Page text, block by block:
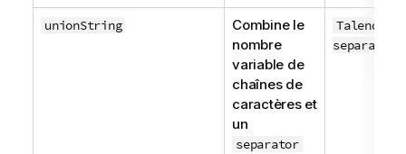
unionString
Combine le
nombre
variable de
chaînes de
caractères et
un
separator